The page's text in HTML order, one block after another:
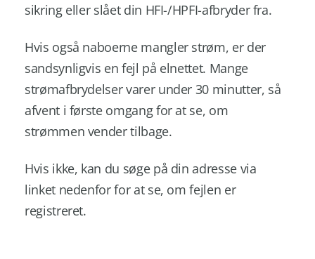
sikring eller slået din HFI-/HPFI-afbryder fra.
Hvis også naboerne mangler strøm, er der
sandsynligvis en fejl på elnettet. Mange
strømafbrydelser varer under 30 minutter, så
afvent i første omgang for at se, om
strømmen vender tilbage.
Hvis ikke, kan du søge på din adresse via
linket nedenfor for at se, om fejlen er
registreret.